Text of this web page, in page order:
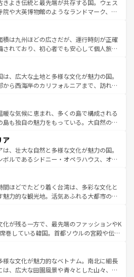
の地域にも魅力が溢れており、どの街角に
運ぶとそれぞれで全く異なる文化を体験で
るだろう。 なお、新着のフランス情報はコンテンツ一覧
い。
活気、バイエルン州のアルプスの絶景、そ
いのワイン畑といった風景は必見。ビール
ぜひ体験してほしい。 なお、新着の
ンテンツ一覧を参照してほしい。
きよき伝統と最先端が共存する国。ウェス
院や大英博物館のようなランドマーク、歴
る魅力がある。また、優雅なアフタヌーン
好きにはたまらない英国パブ、サッカー観
からこそできる体験も豊富。イギリスを旅
てほしい。
積は九州ほどの広さだが、運行時刻が正確
されており、初心者でも安心して個人旅行
ま残る町や、スイスならではのユニークな
アルプス観光だけでなく町歩きも満喫する
国民の所得が高いため物価も高いが、旅行
観光を楽しむこともできる。 なお、新
はコンテンツ一覧 を参照してほしい。
は、広大な土地と多様な文化が魅力の国。
から西海岸のカリフォルニアまで、訪れる
は、観光、ショッピング、エンターテイ
った刺激的なスポットだ。一方、アメリカ
が広がり、グランドキャニオンやイエロー
ンズでは、音楽と美食が融合した独特の
行者はアメリカの各地域で異なる魅力を楽
の多様性と豊かな歴史を感じることができ
イルだ。 なお、新着のアメリカ
ツ一覧を参照してほしい。
暖な気候に恵まれ、多くの島で構成される
島も独自の魅力をもっている。大自然の神
い。また、定番の観光地といえばオアフ
自然を求めるならマウイ島やカウアイ島が
ラルドグリーンに輝く海をはじめ、豊かな
の心で訪れる人々を迎えてくれるハワイの
ローカルフードやハワイアンミュージッ
ラダンスなど、すべてがハワイの魅力を彩
い。 なお、新着のハワイ情報
覧を参照してほしい。
ア
は、壮大な自然と多様な文化が魅力の国。
ボルであるシドニー・オペラハウス、オー
中央部にそびえるウルル（エアーズロッ
アの美しい原生林やケアンズの熱帯雨林な
たくさん。また、カフェやワイン、オージ
ティも充実しており、サーフィンやダイ
ングなど、アウトドア好きにはたまらな
リアの多彩な魅力を存分に味わいつくそ
間ほどでたどり着く台湾は、多彩な文化と
魅力的な観光地。活気あふれる大都市の台
岳地帯である台湾東部など、都市の喧騒
が共存しており、訪れる人に新しい発見と
てくれる。また、奥深い台湾の食文化も魅
のスイーツなど、バラエティ豊かな料理
味わえる。 なお、新着の台湾情報は コンテンツ一覧を参
化が残る一方で、最先端のファッションやK
巻している韓国。首都ソウルの宮殿や伝統
ばせば四季折々の自然美を楽しむことが
、キムチや焼肉、絶品のストリートフード
な韓国料理が待っている。夜には、韓国な
様な文化が魅力的なベトナム。南北に細長
は、広大な田園風景や青々とした山々、世